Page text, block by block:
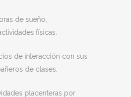
de sueño,
físicas.
de interacción con sus
de clases.
placenteras por